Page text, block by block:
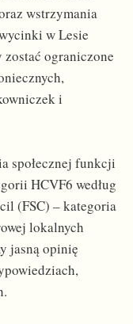
wstrzymania
w Lesie
ograniczone
i
społecznej funkcji
HCVF6 według
(FSC) – kategoria
lokalnych
jasną opinię